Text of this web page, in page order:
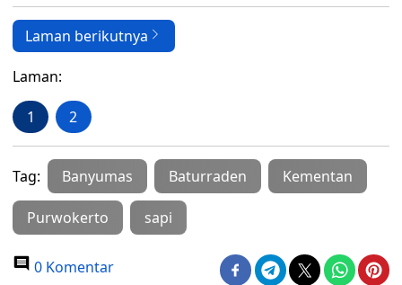
Laman berikutnya
Laman:
1 2
Tag: Banyumas Baturraden Kementan
Purwokerto sapi
0 Komentar